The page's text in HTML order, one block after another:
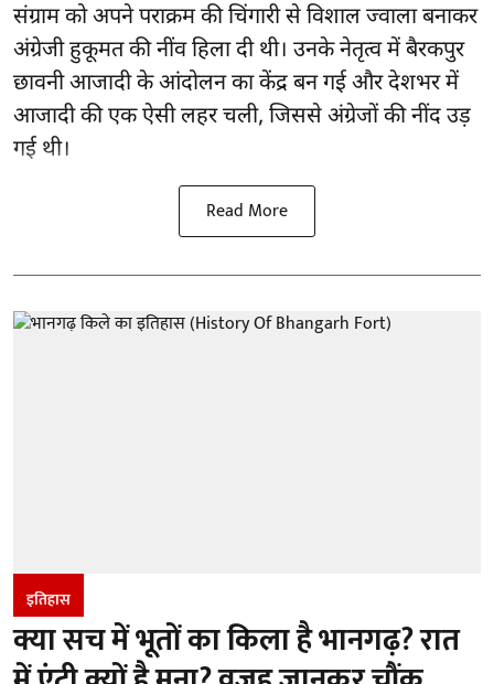
संग्राम को अपने पराक्रम की चिंगारी से विशाल ज्वाला बनाकर
अंग्रेजी हुकूमत की नींव हिला दी थी। उनके नेतृत्व में बैरकपुर
छावनी आजादी के आंदोलन का केंद्र बन गई और देशभर में
आजादी की एक ऐसी लहर चली, जिससे अंग्रेजों की नींद उड़
गई थी।
Read More
इतिहास
क्या सच में भूतों का किला है भानगढ़? रात